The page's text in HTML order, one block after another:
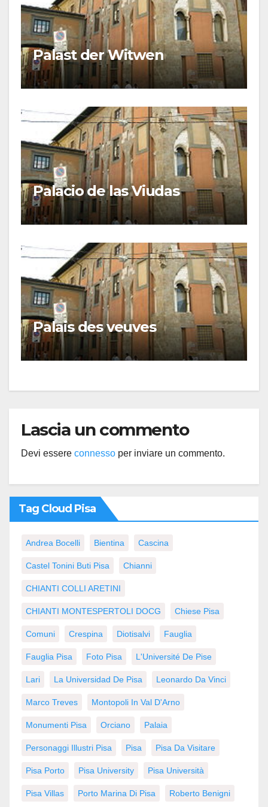
Palast der Witwen
Palacio de las Viudas
Palais des veuves
Lascia un commento
Devi essere connesso per inviare un commento.
Tag Cloud Pisa
Andrea Bocelli Bientina Cascina
Castel Tonini Buti Pisa Chianni
CHIANTI COLLI ARETINI
CHIANTI MONTESPERTOLI DOCG Chiese Pisa
Comuni Crespina Diotisalvi Fauglia
Fauglia Pisa Foto Pisa L'Université De Pise
Lari La Universidad De Pisa Leonardo Da Vinci
Marco Treves Montopoli In Val D'Arno
Monumenti Pisa Orciano Palaia
Personaggi Illustri Pisa Pisa Pisa Da Visitare
Pisa Porto Pisa University Pisa Università
Pisa Villas Porto Marina Di Pisa Roberto Benigni